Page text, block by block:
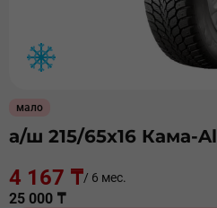
мало
а/ш 215/65х16 Кама-
4 167 ₸/ 6 мес.
25 000 ₸